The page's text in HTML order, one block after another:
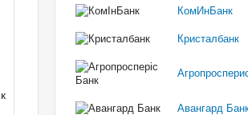
КомИнБанк
Кристалбанк
Авангард